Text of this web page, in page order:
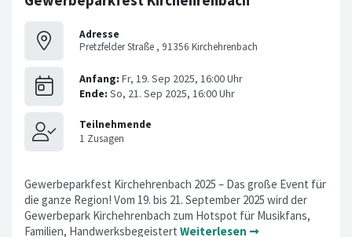
Adresse
Pretzfelder Straße , 91356 Kirchehrenbach
Gewerbeparkfest Kirchehrenbach 2025 – Das große Event für
die ganze Region! Vom 19. bis 21. September 2025 wird der
Gewerbepark Kirchehrenbach zum Hotspot für Musikfans,
Familien, Handwerksbegeistert Weiterlesen ➞